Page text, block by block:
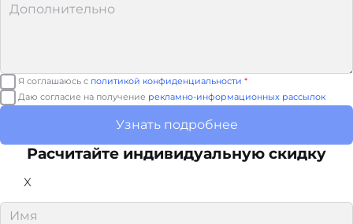
Я соглашаюсь с политикой конфиденциальности *
Даю согласие на получение рекламно-информационных рассылок
Узнать подробнее
Расчитайте индивидуальную скидку
X